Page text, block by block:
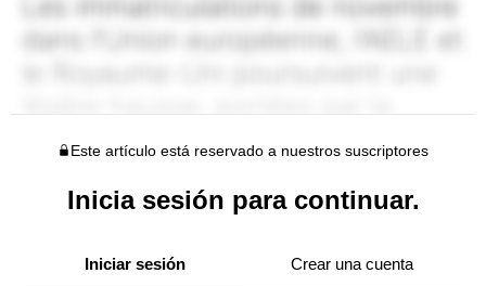
Este artículo está reservado a nuestros suscriptores
Inicia sesión para continuar.
Iniciar sesión Crear una cuenta